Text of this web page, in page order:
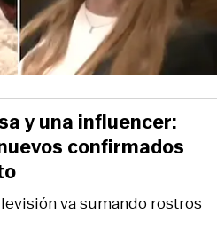
va sumando rostros
y una influencer:
confirmados